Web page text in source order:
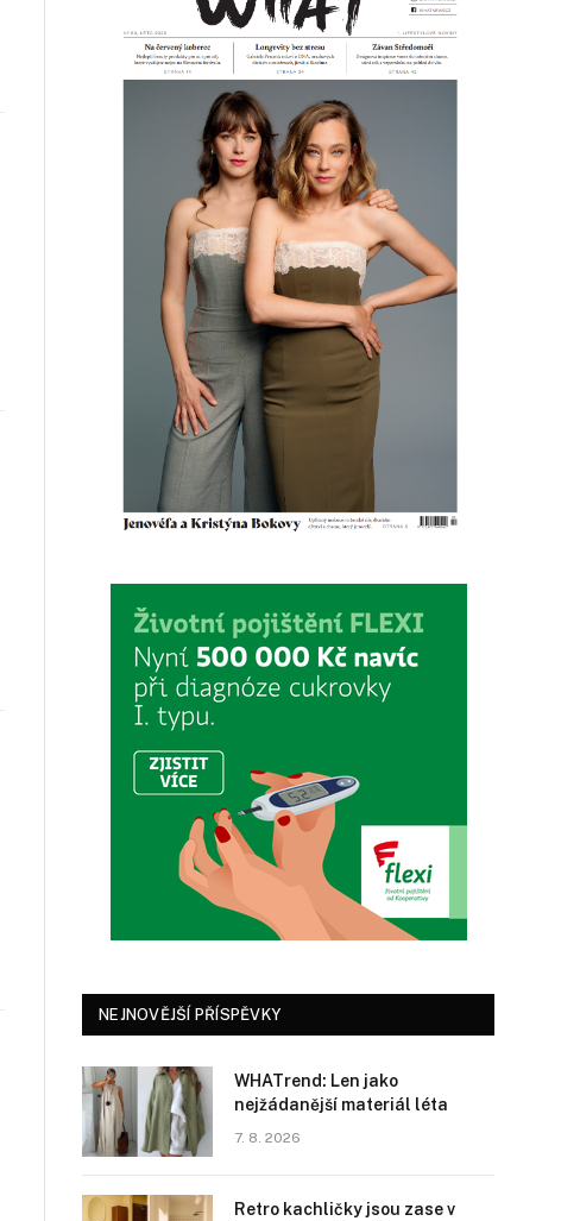
NEJNOVĚJŠÍ PŘÍSPĚVKY
WHATrend: Len jako
nejžádanější materiál léta
7. 8. 2026
Retro kachličky jsou zase v